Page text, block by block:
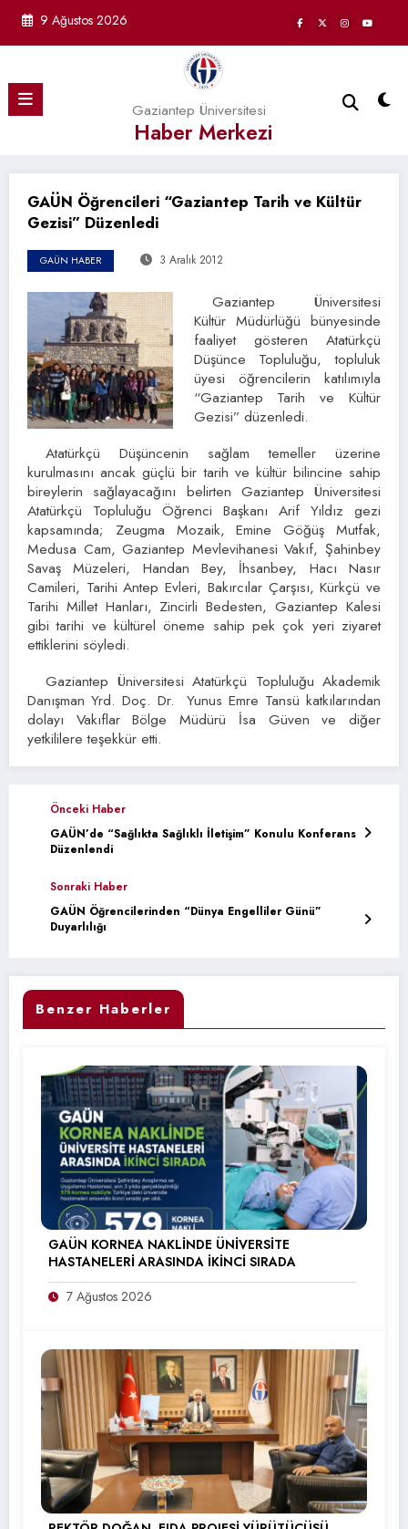
9 Ağustos 2026
Gaziantep Üniversitesi
Haber Merkezi
GAÜN Öğrencileri “Gaziantep Tarih ve Kültür
Gezisi” Düzenledi
GAÜN HABER 3 Aralık 2012
Gaziantep Üniversitesi
Kültür Müdürlüğü bünyesinde
faaliyet gösteren Atatürkçü
Düşünce Topluluğu, topluluk
üyesi öğrencilerin katılımıyla
“Gaziantep Tarih ve Kültür
Gezisi” düzenledi.
Atatürkçü Düşüncenin sağlam temeller üzerine
kurulmasını ancak güçlü bir tarih ve kültür bilincine sahip
bireylerin sağlayacağını belirten Gaziantep Üniversitesi
Atatürkçü Topluluğu Öğrenci Başkanı Arif Yıldız gezi
kapsamında; Zeugma Mozaik, Emine Göğüş Mutfak,
Medusa Cam, Gaziantep Mevlevihanesi Vakıf, Şahinbey
Savaş Müzeleri, Handan Bey, İhsanbey, Hacı Nasır
Camileri, Tarihi Antep Evleri, Bakırcılar Çarşısı, Kürkçü ve
Tarihi Millet Hanları, Zincirli Bedesten, Gaziantep Kalesi
gibi tarihi ve kültürel öneme sahip pek çok yeri ziyaret
ettiklerini söyledi.
Gaziantep Üniversitesi Atatürkçü Topluluğu Akademik
Danışman Yrd. Doç. Dr. Yunus Emre Tansü katkılarından
dolayı Vakıflar Bölge Müdürü İsa Güven ve diğer
yetkililere teşekkür etti.
Önceki Haber
GAÜN’de “Sağlıkta Sağlıklı İletişim” Konulu Konferans
Düzenlendi
Sonraki Haber
GAÜN Öğrencilerinden “Dünya Engelliler Günü”
Duyarlılığı
Benzer Haberler
GAÜN KORNEA NAKLİNDE ÜNİVERSİTE
HASTANELERİ ARASINDA İKİNCİ SIRADA
7 Ağustos 2026